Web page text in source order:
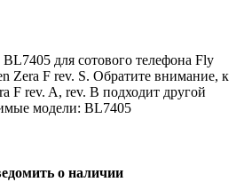
для сотового телефона Fly
Zera F rev. S. Обратите внимание, к
F rev. A, rev. B подходит другой
модели: BL7405
о наличии